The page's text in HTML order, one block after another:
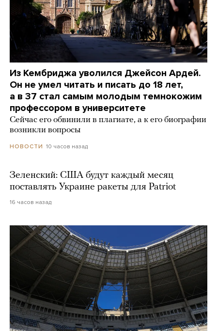
Из Кембриджа уволился Джейсон Ардей.
Он не умел читать и писать до 18 лет,
а в 37 стал самым молодым темнокожим
профессором в университете
Сейчас его обвинили в плагиате, а к его биографии
возникли вопросы
НОВОСТИ 10 часов назад
Зеленский: США будут каждый месяц
поставлять Украине ракеты для Patriot
16 часов назад